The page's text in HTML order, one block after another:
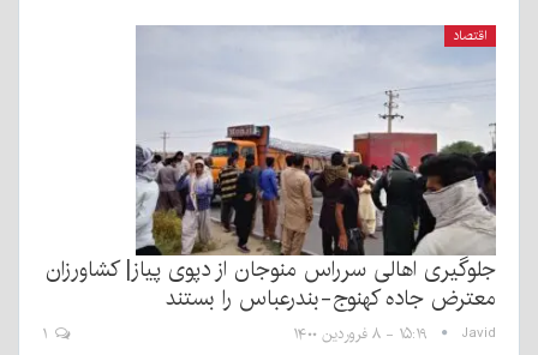
اقتصاد
جلوگیری اهالی سرراس منوجان از دپوی پیاز| کشاورزان
معترض جاده کهنوج-بندرعباس را بستند
Javid ۱۵:۱۹ - ۸ فروردین ۱۴۰۰